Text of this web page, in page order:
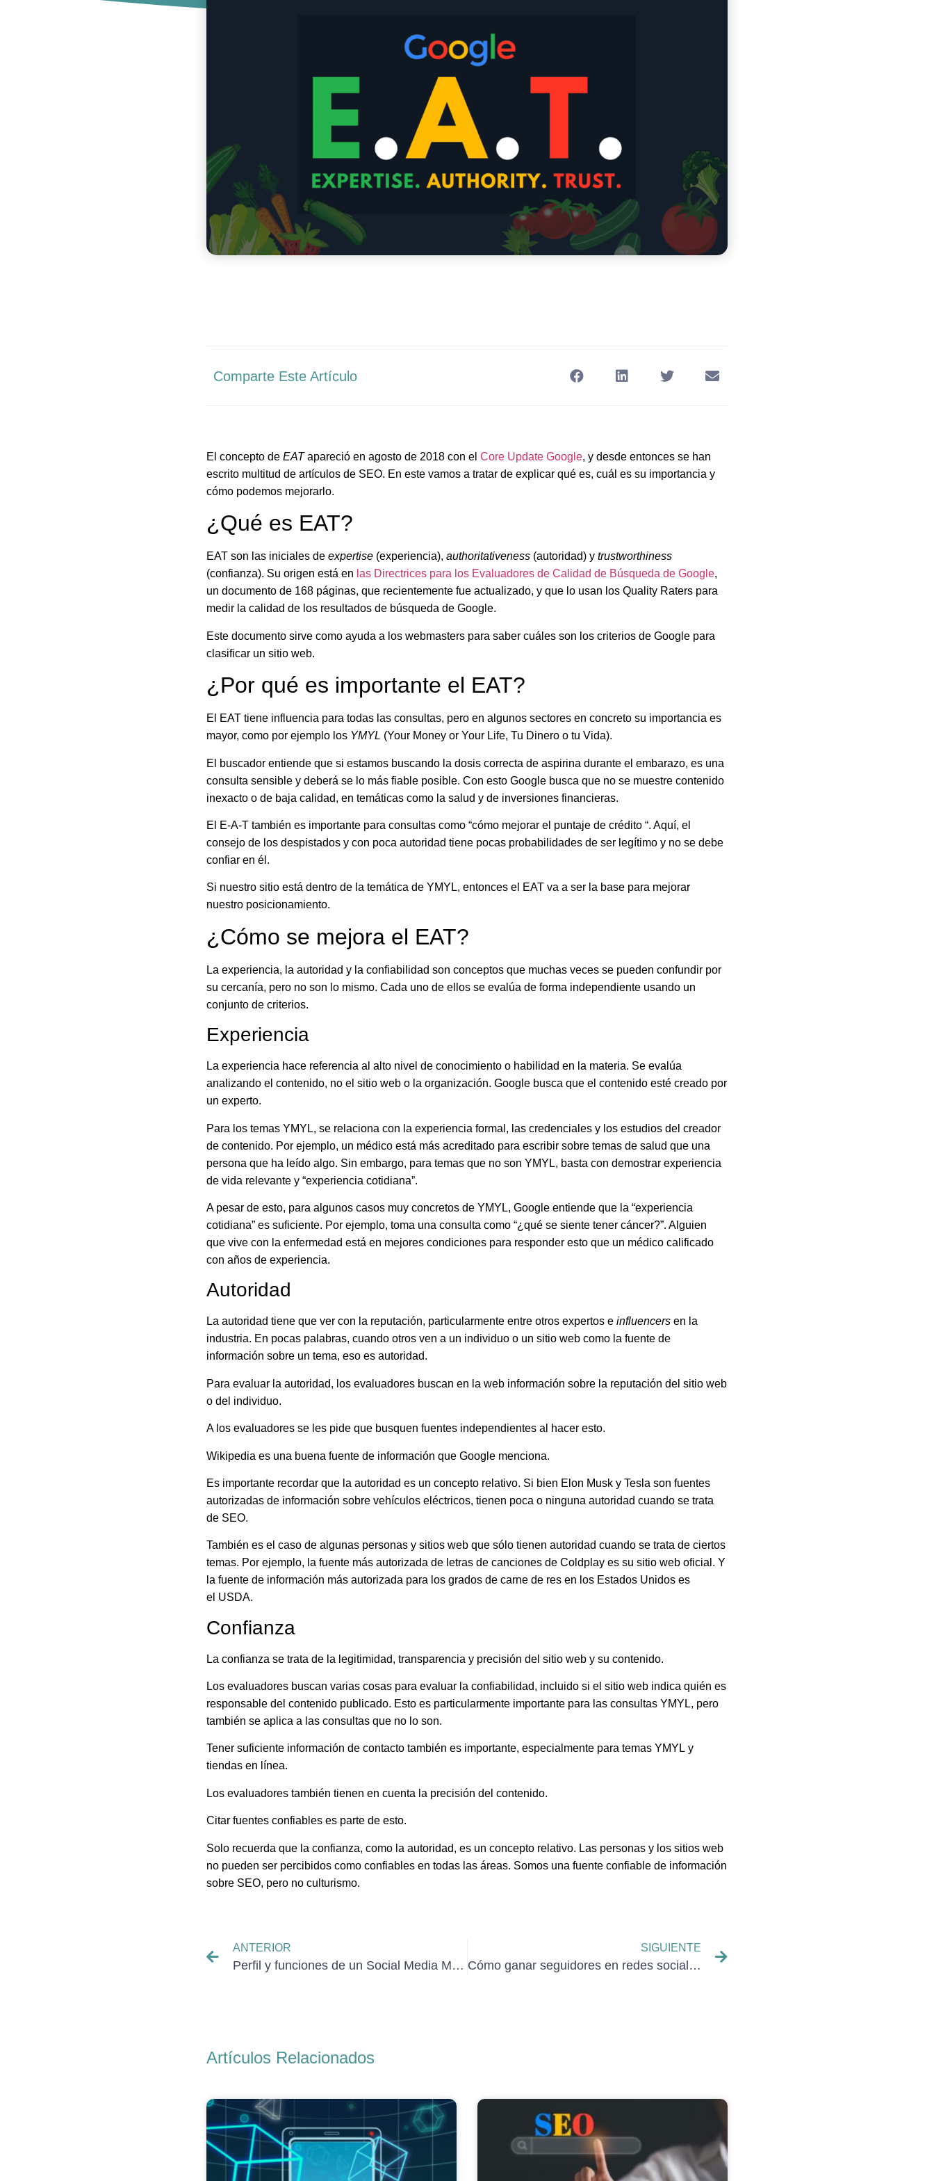
Comparte Este Artículo
El concepto de EATapareció en agosto de 2018 con el Core Update Google, y desde entonces se han
escrito multitud de artículos de SEO. En este vamos a tratar de explicar qué es, cuál es su importancia y
cómo podemos mejorarlo.
¿Qué es EAT?
EAT son las iniciales de expertise (experiencia), authoritativeness (autoridad) y trustworthiness
(confianza). Su origen está en las Directrices para los Evaluadores de Calidad de Búsqueda de Google,
un documento de 168 páginas, que recientemente fue actualizado, y que lo usan los Quality Raters para
medir la calidad de los resultados de búsqueda de Google.
Este documento sirve como ayuda a los webmasters para saber cuáles son los criterios de Google para
clasificar un sitio web.
¿Por qué es importante el EAT?
El EAT tiene influencia para todas las consultas, pero en algunos sectores en concreto su importancia es
mayor, como por ejemplo los YMYL (Your Money or Your Life, Tu Dinero o tu Vida).
El buscador entiende que si estamos buscando la dosis correcta de aspirina durante el embarazo, es una
consulta sensible y deberá se lo más fiable posible. Con esto Google busca que no se muestre contenido
inexacto o de baja calidad, en temáticas como la salud y de inversiones financieras.
El E‑A-T también es importante para consultas como “cómo mejorar el puntaje de crédito “. Aquí, el
consejo de los despistados y con poca autoridad tiene pocas probabilidades de ser legítimo y no se debe
confiar en él.
Si nuestro sitio está dentro de la temática de YMYL, entonces el EAT va a ser la base para mejorar
nuestro posicionamiento.
¿Cómo se mejora el EAT?
La experiencia, la autoridad y la confiabilidad son conceptos que muchas veces se pueden confundir por
su cercanía, pero no son lo mismo. Cada uno de ellos se evalúa de forma independiente usando un
conjunto de criterios.
Experiencia
La experiencia hace referencia al alto nivel de conocimiento o habilidad en la materia. Se evalúa
analizando el contenido, no el sitio web o la organización. Google busca que el contenido esté creado por
un experto.
Para los temas YMYL, se relaciona con la experiencia formal, las credenciales y los estudios del creador
de contenido. Por ejemplo, un médico está más acreditado para escribir sobre temas de salud que una
persona que ha leído algo. Sin embargo, para temas que no son YMYL, basta con demostrar experiencia
de vida relevante y “experiencia cotidiana”.
A pesar de esto, para algunos casos muy concretos de YMYL, Google entiende que la “experiencia
cotidiana” es suficiente. Por ejemplo, toma una consulta como “¿qué se siente tener cáncer?”. Alguien
que vive con la enfermedad está en mejores condiciones para responder esto que un médico calificado
con años de experiencia.
Autoridad
La autoridad tiene que ver con la reputación, particularmente entre otros expertos e influencers en la
industria. En pocas palabras, cuando otros ven a un individuo o un sitio web como la fuente de
información sobre un tema, eso es autoridad.
Para evaluar la autoridad, los evaluadores buscan en la web información sobre la reputación del sitio web
o del individuo.
A los evaluadores se les pide que busquen fuentes independientes al hacer esto.
Wikipedia es una buena fuente de información que Google menciona.
Es importante recordar que la autoridad es un concepto relativo. Si bien Elon Musk y Tesla son fuentes
autorizadas de información sobre vehículos eléctricos, tienen poca o ninguna autoridad cuando se trata
de SEO.
También es el caso de algunas personas y sitios web que sólo tienen autoridad cuando se trata de ciertos
temas. Por ejemplo, la fuente más autorizada de letras de canciones de Coldplay es su sitio web oficial. Y
la fuente de información más autorizada para los grados de carne de res en los Estados Unidos es
el USDA.
Confianza
La confianza se trata de la legitimidad, transparencia y precisión del sitio web y su contenido.
Los evaluadores buscan varias cosas para evaluar la confiabilidad, incluido si el sitio web indica quién es
responsable del contenido publicado. Esto es particularmente importante para las consultas YMYL, pero
también se aplica a las consultas que no lo son.
Tener suficiente información de contacto también es importante, especialmente para temas YMYL y
tiendas en línea.
Los evaluadores también tienen en cuenta la precisión del contenido.
Citar fuentes confiables es parte de esto.
Solo recuerda que la confianza, como la autoridad, es un concepto relativo. Las personas y los sitios web
no pueden ser percibidos como confiables en todas las áreas. Somos una fuente confiable de información
sobre SEO, pero no culturismo.
ANTERIOR
Perfil y funciones de un Social Media Manager
SIGUIENTE
Cómo ganar seguidores en redes sociales
Artículos Relacionados